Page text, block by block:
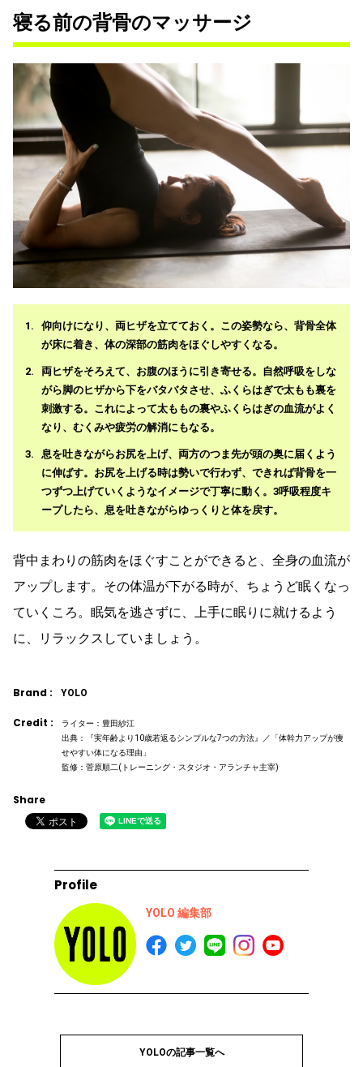
寝る前の背骨のマッサージ
仰向けになり、両ヒザを立てておく。この姿勢なら、背骨全体
が床に着き、体の深部の筋肉をほぐしやすくなる。
両ヒザをそろえて、お腹のほうに引き寄せる。自然呼吸をしな
がら脚のヒザから下をバタバタさせ、ふくらはぎで太もも裏を
刺激する。これによって太ももの裏やふくらはぎの血流がよく
なり、むくみや疲労の解消にもなる。
息を吐きながらお尻を上げ、両方のつま先が頭の奥に届くよう
に伸ばす。お尻を上げる時は勢いで行わず、できれば背骨を一
つずつ上げていくようなイメージで丁寧に動く。3呼吸程度キ
ープしたら、息を吐きながらゆっくりと体を戻す。
背中まわりの筋肉をほぐすことができると、全身の血流が
アップします。その体温が下がる時が、ちょうど眠くなっ
ていくころ。眠気を逃さずに、上手に眠りに就けるよう
に、リラックスしていましょう。
Brand : YOLO
Credit :
ライター：豊田紗江
出典：『実年齢より10歳若返るシンプルな7つの方法』／「体幹力アップが痩
せやすい体になる理由」
監修：菅原順二(トレーニング・スタジオ・アランチャ主宰)
Share
Profile
YOLO 編集部
YOLOの記事一覧へ